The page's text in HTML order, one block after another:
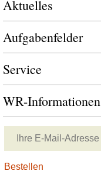
Aktuelles
Aufgabenfelder
Service
WR-Informationen